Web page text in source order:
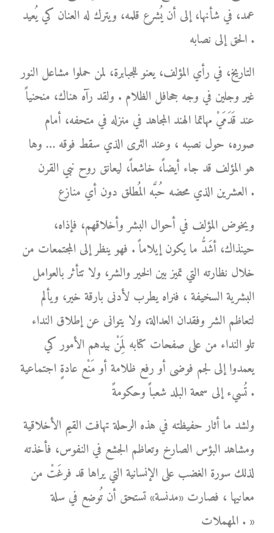
عمد، في شأنها، إلى أن يُشرع قلمه، ويترك له العنان كي يُعيد
الحق إلى نصابه .
التاريخ، في رأي المؤلف، يعنو للجبابرة، لمن حملوا مشاعل النور
غير وجلين في وجه جحافل الظلام . ولقد رآه هناك، منحنياً
عند قَدَمَيْ مهاتما الهند المجاهد في منزله في متحفه، أمام
صوره، حول نصبه ، وعند الثرى الذي سقط فوقه … وها
هو المؤلف قد جاء أيضاً، خاشعاً، ليعانق روح نبي القرن
العشرين الذي محضه حُبَّه المُطلق دون أي منازع .
ويخوض المؤلف في أحوال البشر وأخلاقهم، فإذاه،
حينذاك، أشَدُّ ما يكون إيلاماً . فهو ينظر إلى المجتمعات من
خلال نظارته التي تميز بين الخير والشر، ولا تتأثر بالعوامل
البشرية السخيفة ، فنراه يطرب لأدنى بارقة خير، ويألم
لتعاظم الشر وفقدان العدالة، ولا يتوانى عن إطلاق النداء
تلو النداء من على صفحات كتابه لِمَنْ بيدهم الأمور كي
يعمدوا إلى لجم فوضى أو رفع ظلامة أو مَنْع عادةٍ اجتماعية
تُسيء إلى سمعة البلد شعباً وحكومةً .
ولشد ما أثار حفيظته في هذه الرحلة تهافت القيم الأخلاقية
ومشاهد البؤس الصارخ وتعاظم الجشع في النفوس، فأخذته
لذلك سورة الغضب على الإنسانية التي يراها قد فرغَتْ من
معانيها ، فصارت «مدنسة» تستحق أن تُوضع في سلة
المهملات . »